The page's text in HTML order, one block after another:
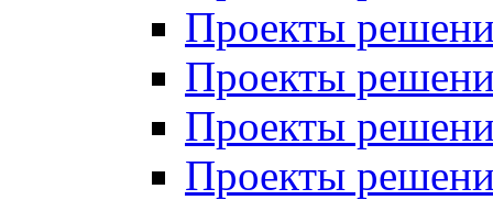
Проекты
Проекты
Проекты
Проекты